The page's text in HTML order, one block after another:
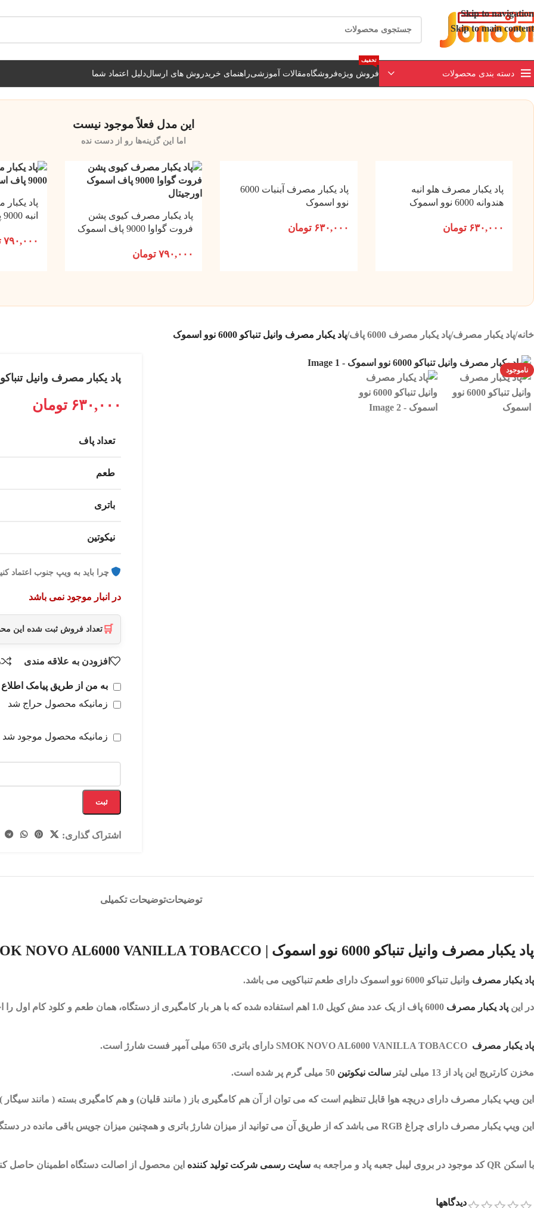
Skip to navigation
Skip to main content
دسته بندی محصولات فروش ویژه
تخفیف
فروشگاهمقالات آموزشیراهنمای خریدروش های ارسالدلیل اعتماد شما
این مدل فعلاً موجود نیست
اما این گزینه‌ها رو از دست نده
پاد یکبار مصرف هلو انبه
هندوانه 6000 نوو اسموک
۶۳۰,۰۰۰ تومان
پاد یکبار مصرف آبنبات 6000
نوو اسموک
۶۳۰,۰۰۰ تومان
پاد یکبار مصرف کیوی پشن
فروت گواوا 9000 پاف اسموک
۷۹۰,۰۰۰ تومان
پاد
انبه 9000 پاف اسموک
۷۹۰,۰۰۰
خانه/پاد یکبار مصرف/پاد یکبار مصرف 6000 پاف /پاد یکبار مصرف وانیل تنباکو 6000 نوو اسموک
ناموجود
پاد یکبار مصرف وانیل تنباکو 6000 نوو
۶۳۰,۰۰۰ تومان
تعداد پاف
طعم
باتری
نیکوتین
چرا باید به ویپ جنوب اعتماد
در انبار موجود نمی باشد
🛒 تعداد فروش ثبت شده این
افزودن به علاقه مندی
به من از طریق پیامک اطلاع
زمانیکه محصول حراج شد
زمانیکه محصول موجود شد
ثبت
اشتراک گذاری:
توضیحاتتوضیحات تکمیلی
پاد یکبار مصرف وانیل تنباکو 6000 نوو اسموک | NOVO AL6000 VANILLA TOBACCO
پاد یکبار مصرف وانیل تنباکو 6000 نوو اسموک دارای طعم تنباکویی می باشد.
در این پاد یکبار مصرف از یک عدد مش کویل 1.0 اهم استفاده شده که با هر بار کامگیری از دستگاه، همان طعم و کلود کام اول را احساس می کنید.
پاد یکبار مصرف دارای باتری 650 میلی آمپر فست شارژ است.
مخزن کارتریج این پاد از 13 میلی لیتر سالت نیکوتین 50 میلی گرم پر شده است.
این ویپ یکبار مصرف دارای دریچه هوا قابل تنظیم است که می توان از آن هم کامگیری باز ( مانند قلیان) و هم کامگیری بسته ( مانند
این ویپ یکبار مصرف دارای چراغ RGB می باشد که از طریق آن می توانید از میزان شارژ باتری و همچنین میزان جویس باقی مانده در
با اسکن QR کد موجود در بروی لیبل جعبه پاد و مراجعه به سایت رسمی شرکت تولید کننده این محصول از اصالت دستگاه اطمینان حاصل
دیدگاهها